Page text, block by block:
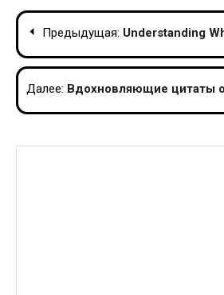
Навигация
по
записям
Предыдущая: Understanding
Далее: Вдохновляющие цитаты